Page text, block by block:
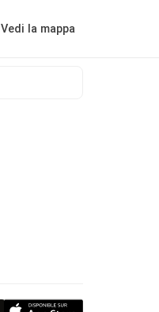
Vedi la mappa